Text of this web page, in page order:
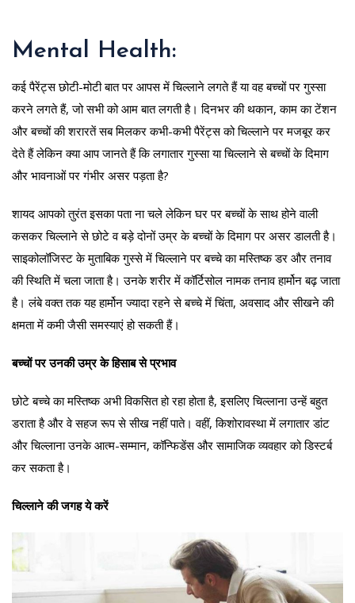
Mental Health:
कई पैरेंट्स छोटी-मोटी बात पर आपस में चिल्लाने लगते हैं या वह बच्चों पर गुस्सा
करने लगते हैं, जो सभी को आम बात लगती है। दिनभर की थकान, काम का टेंशन
और बच्चों की शरारतें सब मिलकर कभी-कभी पैरेंट्स को चिल्लाने पर मजबूर कर
देते हैं लेकिन क्या आप जानते हैं कि लगातार गुस्सा या चिल्लाने से बच्चों के दिमाग
और भावनाओं पर गंभीर असर पड़ता है?
शायद आपको तुरंत इसका पता ना चले लेकिन घर पर बच्चों के साथ होने वाली
कसकर चिल्लाने से छोटे व बड़े दोनों उम्र के बच्चों के दिमाग पर असर डालती है।
साइकोलॉजिस्ट के मुताबिक गुस्से में चिल्लाने पर बच्चे का मस्तिष्क डर और तनाव
की स्थिति में चला जाता है। उनके शरीर में कॉर्टिसोल नामक तनाव हार्मोन बढ़ जाता
है। लंबे वक्त तक यह हार्मोन ज्यादा रहने से बच्चे में चिंता, अवसाद और सीखने की
क्षमता में कमी जैसी समस्याएं हो सकती हैं।
बच्चों पर उनकी उम्र के हिसाब से प्रभाव
छोटे बच्चे का मस्तिष्क अभी विकसित हो रहा होता है, इसलिए चिल्लाना उन्हें बहुत
डराता है और वे सहज रूप से सीख नहीं पाते। वहीं, किशोरावस्था में लगातार डांट
और चिल्लाना उनके आत्म-सम्मान, कॉन्फिडेंस और सामाजिक व्यवहार को डिस्टर्ब
कर सकता है।
चिल्लाने की जगह ये करें